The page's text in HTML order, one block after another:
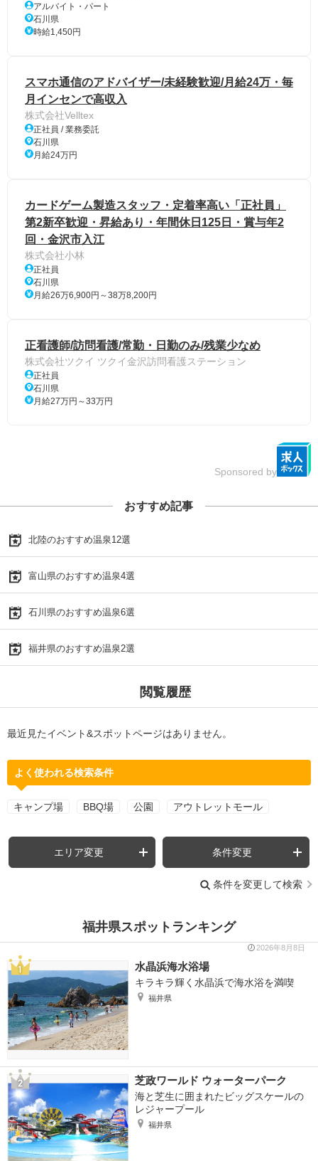
アルバイト・パート
石川県
時給1,450円
スマホ通信のアドバイザー/未経験歓迎/月給24万・毎
月インセンで高収入
株式会社Velltex
正社員 / 業務委託
石川県
月給24万円
カードゲーム製造スタッフ・定着率高い「正社員」
第2新卒歓迎・昇給あり・年間休日125日・賞与年2
回・金沢市入江
株式会社小林
正社員
石川県
月給26万6,900円～38万8,200円
正看護師/訪問看護/常勤・日勤のみ/残業少なめ
株式会社ツクイ ツクイ金沢訪問看護ステーション
正社員
石川県
月給27万円～33万円
Sponsored by
おすすめ記事
北陸のおすすめ温泉12選
富山県のおすすめ温泉4選
石川県のおすすめ温泉6選
福井県のおすすめ温泉2選
閲覧履歴
最近見たイベント&スポットページはありません。
よく使われる検索条件
キャンプ場 BBQ場 公園 アウトレットモール
エリア変更 条件変更
条件を変更して検索
福井県スポットランキング
2026年8月8日
水晶浜海水浴場
キラキラ輝く水晶浜で海水浴を満喫
福井県
芝政ワールド ウォーターパーク
海と芝生に囲まれたビッグスケールの
レジャープール
福井県